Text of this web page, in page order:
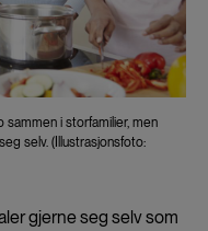
sammen i storfamilier, men
selv. (Illustrasjonsfoto:
gjerne seg selv som